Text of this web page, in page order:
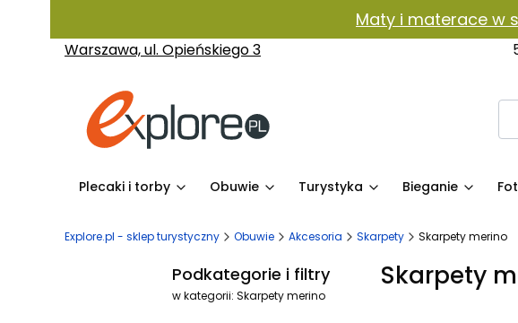
Maty i materace w
Warszawa, ul. Opieńskiego 3
Plecaki i torby Obuwie Turystyka Bieganie
Explore.pl - sklep turystyczny Obuwie Akcesoria Skarpety Skarpety merino
Podkategorie i filtry
w kategorii: Skarpety merino
Skarpety